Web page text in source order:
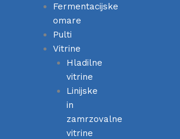
Fermentacijske
omare
Pulti
Vitrine
Hladilne
vitrine
Linijske
in
zamrzovalne
vitrine